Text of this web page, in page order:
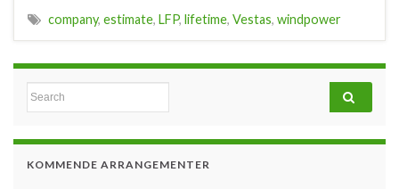
company, estimate, LFP, lifetime, Vestas, windpower
Search for:
KOMMENDE ARRANGEMENTER